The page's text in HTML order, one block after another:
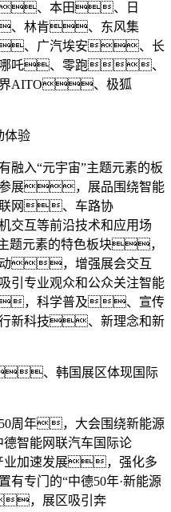
、本田、日
林肯、东风集
、广汽埃安、长
吒、零跑、
AITO、极狐
体验
入“元宇宙”主题元素的板
展，展品围绕智能
网、车路协
互等前沿技术和应用场
题元素的特色板块，
动，增强展会交互
业观众和公众关注智能
，科学普及、宣传
行新科技、新理念和新
、韩国展区体现国际
周年，大会围绕新能源
智能网联汽车国际论
业加速发展，强化多
专门的“中德50年·新能源
，展区吸引奔